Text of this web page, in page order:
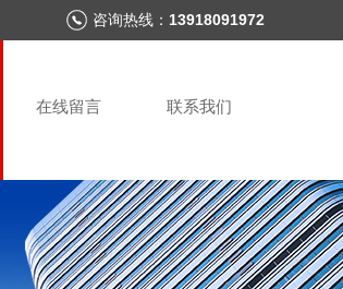
咨询热线： 13918091972
在线留言 联系我们